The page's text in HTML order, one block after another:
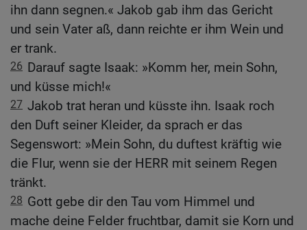
ihn dann segnen.« Jakob gab ihm das Gericht
und sein Vater aß, dann reichte er ihm Wein und
er trank.
26 Darauf sagte Isaak: »Komm her, mein Sohn,
und küsse mich!«
27 Jakob trat heran und küsste ihn. Isaak roch
den Duft seiner Kleider, da sprach er das
Segenswort: »Mein Sohn, du duftest kräftig wie
die Flur, wenn sie der HERR mit seinem Regen
tränkt.
28 Gott gebe dir den Tau vom Himmel und
mache deine Felder fruchtbar, damit sie Korn und